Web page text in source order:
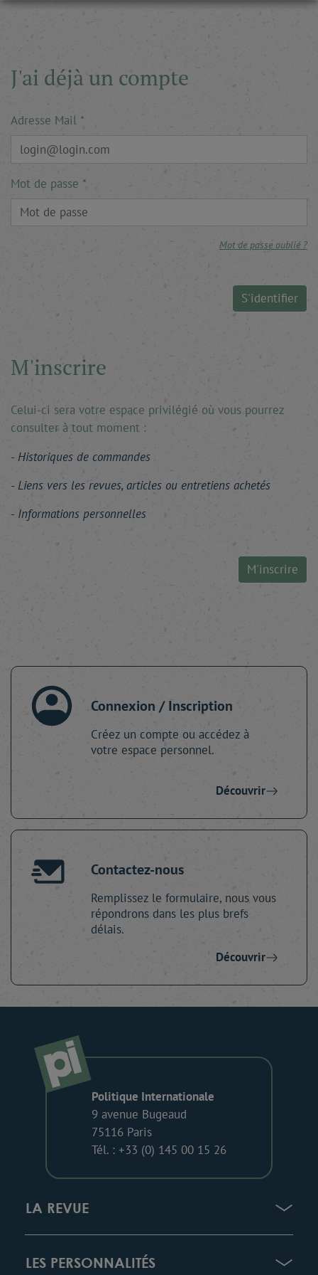
J'ai déjà un compte
Adresse Mail
Mot de passe
Mot de passe oublié ?
S'identifier
M'inscrire
Celui-ci sera votre espace privilégié où vous pourrez
consulter à tout moment :
Historiques de commandes
Liens vers les revues, articles ou entretiens achetés
Informations personnelles
M'inscrire
Connexion / Inscription
Créez un compte ou accédez à
votre espace personnel.
Découvrir
Contactez-nous
Remplissez le formulaire, nous vous
répondrons dans les plus brefs
délais.
Découvrir
Politique Internationale
9 avenue Bugeaud
75116 Paris
Tél. : +33 (0) 145 00 15 26
LA REVUE
LES PERSONNALITÉS